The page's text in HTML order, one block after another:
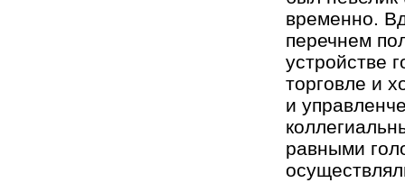
временно.
перечнем
устройстве
торговле и
и
равными